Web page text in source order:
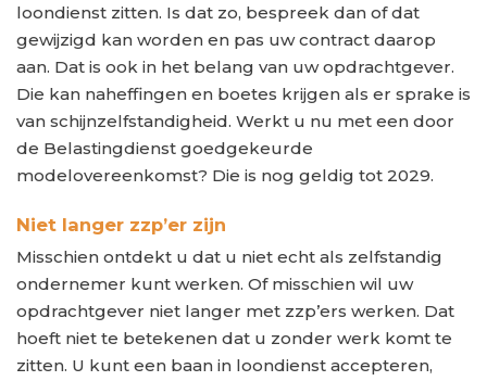
loondienst zitten. Is dat zo, bespreek dan of dat
gewijzigd kan worden en pas uw contract daarop
aan. Dat is ook in het belang van uw opdrachtgever.
Die kan naheffingen en boetes krijgen als er sprake is
van schijnzelfstandigheid. Werkt u nu met een door
de Belastingdienst goedgekeurde
modelovereenkomst? Die is nog geldig tot 2029.
Niet langer zzp’er zijn
Misschien ontdekt u dat u niet echt als zelfstandig
ondernemer kunt werken. Of misschien wil uw
opdrachtgever niet langer met zzp’ers werken. Dat
hoeft niet te betekenen dat u zonder werk komt te
zitten. U kunt een baan in loondienst accepteren,